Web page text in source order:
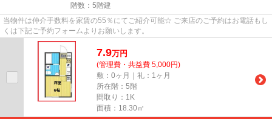
階数：5階建
当物件は仲介手数料を家賃の55％にてご紹介可能☆ ご来店のご予約はお電話もし
くは下記ご予約フォームよりお願いします。
7.9万円
(管理費・共益費 5,000円)
敷：0ヶ月｜礼：1ヶ月
所在階：5階
間取り：1K
面積：18.30㎡